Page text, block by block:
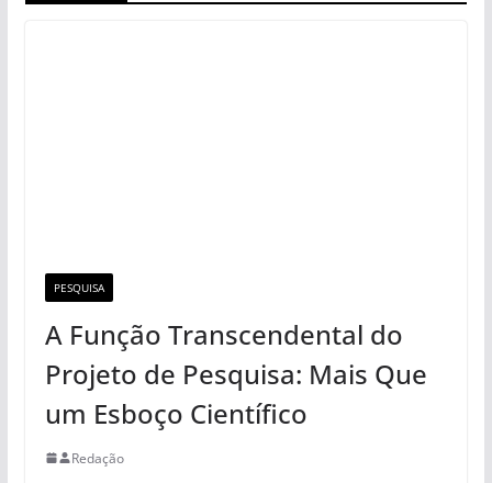
PESQUISA
A Função Transcendental do
Projeto de Pesquisa: Mais Que
um Esboço Científico
Redação